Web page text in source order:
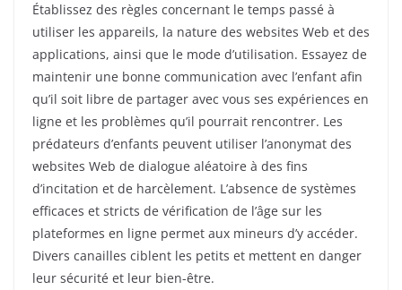
Établissez des règles concernant le temps passé à
utiliser les appareils, la nature des websites Web et des
applications, ainsi que le mode d’utilisation. Essayez de
maintenir une bonne communication avec l’enfant afin
qu’il soit libre de partager avec vous ses expériences en
ligne et les problèmes qu’il pourrait rencontrer. Les
prédateurs d’enfants peuvent utiliser l’anonymat des
websites Web de dialogue aléatoire à des fins
d’incitation et de harcèlement. L’absence de systèmes
efficaces et stricts de vérification de l’âge sur les
plateformes en ligne permet aux mineurs d’y accéder.
Divers canailles ciblent les petits et mettent en danger
leur sécurité et leur bien-être.